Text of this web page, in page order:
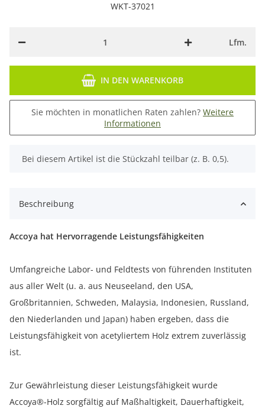
WKT-37021
Lfm.
IN DEN WARENKORB
Sie möchten in monatlichen Raten zahlen? Weitere
Informationen
x
Bei diesem Artikel ist die Stückzahl teilbar (z. B. 0,5).
Beschreibung
Accoya hat Hervorragende Leistungsfähigkeiten
Umfangreiche Labor- und Feldtests von führenden Instituten
aus aller Welt (u. a. aus Neuseeland, den USA,
Großbritannien, Schweden, Malaysia, Indonesien, Russland,
den Niederlanden und Japan) haben ergeben, dass die
Leistungsfähigkeit von acetyliertem Holz extrem zuverlässig
ist.
Zur Gewährleistung dieser Leistungsfähigkeit wurde
Accoya®-Holz sorgfältig auf Maßhaltigkeit, Dauerhaftigkeit,